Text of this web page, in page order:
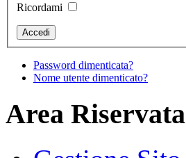
Ricordami
Password dimenticata?
Nome utente dimenticato?
Area Riservata